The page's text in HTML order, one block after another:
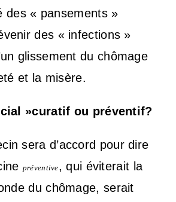
des « pansements »
des « infections »
glissement du chômage
et la misère.
»curatif ou préventif?
sera d’accord pour dire
préventive, qui éviterait la
du chômage, serait